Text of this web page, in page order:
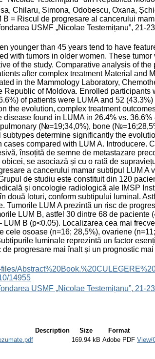
Chilaru, Simona, Odobescu, Oxana,
= Riscul de progresare al cancerului
USMF „Nicolae Testemițanu”, 21-
younger than 45 years tend to have
with tumors in older women. These
of the study. Comparative analysis of the
after complex treatment Material and
in the Mammology Laboratory,
Republic of Moldova. Enrolled participants
of patients were LUMA and 52
the evolution, complex treatment
found in LUMA in 26.4% vs. 36.6%
(№=19;34,0%), bone
determine significantly the
compared with LUM A. Introducere.
însoțită de semne de metastazare
se asociază și cu o rată de
a cancerului mamar subtipul LUM A
de studiu este constituit din 120
și oncologie radiologică ale IMSP
două loturi, conform subtipului luminal.
Tumorile LUM A prezintă un risc de
LUM B, astfel 30 dintre 68 de paciente
B (p˂0.05). Localizarea cea mai
cele osoase (n=16; 28,5%), ovariene
luminale reprezintă un factor
progresare mai înalt și un prognostic
14955
USMF „Nicolae Testemițanu”, 21-
Description Size
Format
169.94 kB Adobe PDF View/